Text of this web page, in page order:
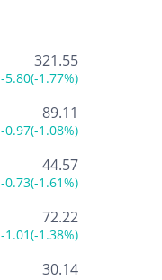
321.55
-5.80(-1.77%)
89.11
-0.97(-1.08%)
44.57
-0.73(-1.61%)
72.22
-1.01(-1.38%)
30.14